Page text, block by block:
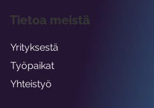
Tietoa meistä
Yrityksestä
Työpaikat
Yhteistyö